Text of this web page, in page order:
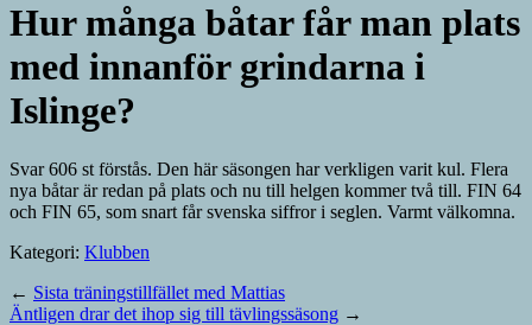
Hur många båtar får man plats
med innanför grindarna i
Islinge?
Svar 606 st förstås. Den här säsongen har verkligen varit kul. Flera
nya båtar är redan på plats och nu till helgen kommer två till. FIN 64
och FIN 65, som snart får svenska siffror i seglen. Varmt välkomna.
Kategori: Klubben
← Sista träningstillfället med Mattias
Äntligen drar det ihop sig till tävlingssäsong →